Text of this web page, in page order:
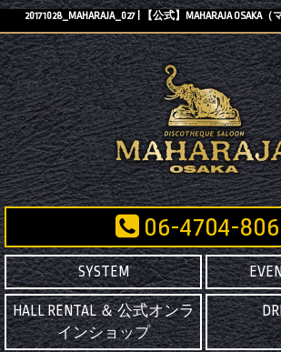
20171028_MAHARAJA_027 | 【公式】MAHARAJA OSAKA
06-4704-
SYSTEM
HALL RENTAL ＆ 公式オンラ
インショップ